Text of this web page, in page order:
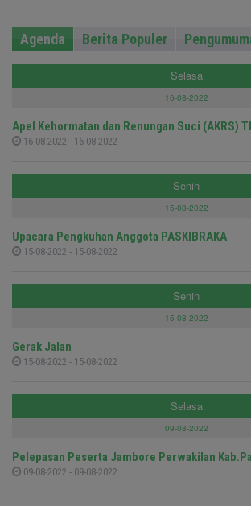
Agenda Berita Populer
Selasa
16-08-2022
Apel Kehormatan dan Renungan Suci (AKRS)
16-08-2022 - 16-08-2022
Senin
15-08-2022
Upacara Pengkuhan Anggota PASKIBRAKA
15-08-2022 - 15-08-2022
Senin
15-08-2022
Gerak Jalan
15-08-2022 - 15-08-2022
Selasa
09-08-2022
Pelepasan Peserta Jambore Perwakilan
09-08-2022 - 09-08-2022